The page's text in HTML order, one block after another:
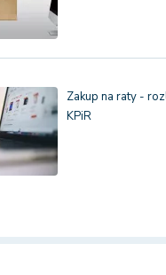
Zakup na raty -
KPiR